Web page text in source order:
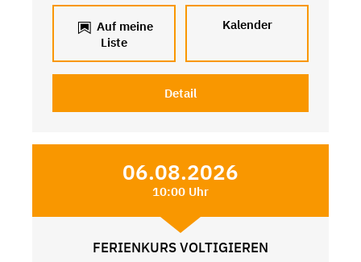
Auf meine
Liste
Kalender
Detail
06.08.2026
10:00 Uhr
FERIENKURS VOLTIGIEREN